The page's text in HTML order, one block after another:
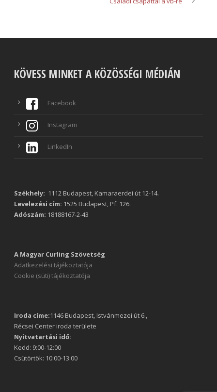
KÖVESS MINKET A KÖZÖSSÉGI MÉDIÁN
Facebook
Instagram
LinkedIn
Székhely: 1112 Budapest, Kamaraerdei út 12-14.
Levelezési cím: 1525 Budapest, Pf. 126.
Adószám: 18188167-2-43
A Magyar Curling Szövetség
Adatkezelési tájékoztatója
Cookie (süti) tájékoztatója
Iroda címe:1146 Budapest, Istvánmezei út 6.,
Récsei Center iroda területe
Nyitvatartási idő:
Kedd: 9:00-12:00
Csütörtök: 10:00-13:00